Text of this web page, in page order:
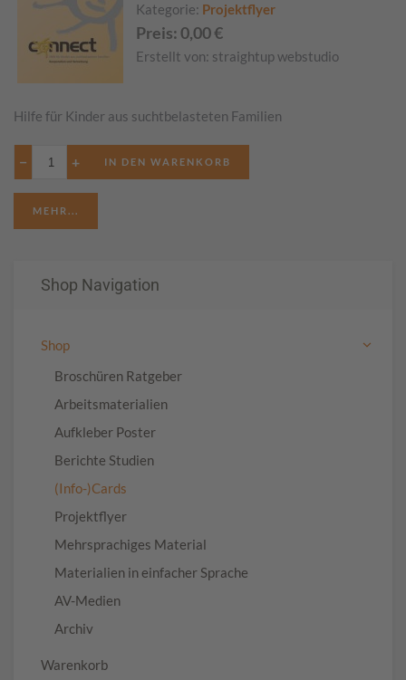
Kategorie: Projektflyer
Preis: 0,00€
Erstellt von: straightup webstudio
Hilfe für Kinder aus suchtbelasteten Familien
− +
MEHR...
Shop Navigation
Shop
Broschüren Ratgeber
Arbeitsmaterialien
Aufkleber Poster
Berichte Studien
(Info-)Cards
Projektflyer
Mehrsprachiges Material
Materialien in einfacher Sprache
AV-Medien
Archiv
Warenkorb